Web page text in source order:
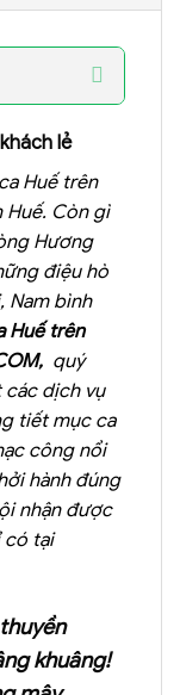
lẻ
Huế trên
Còn gì
Hương
điệu hò
Nam bình
Huế trên
, quý
các dịch vụ
tiết mục ca
công nổi
hành đúng
nhận được
có tại
khuâng!